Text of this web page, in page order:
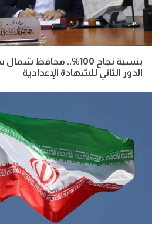
بنسبة نجاح 100%.. محافظ
الدور الثاني للشهادة الإعدادية